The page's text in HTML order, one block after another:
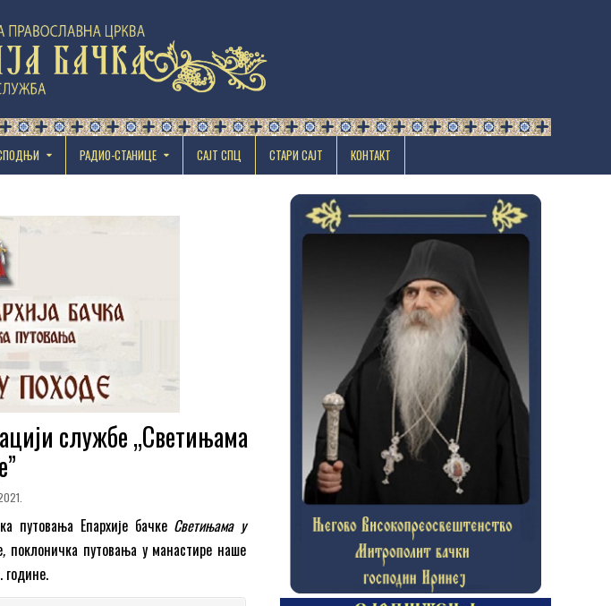
РАДИО-СТАНИЦЕ САЈТ СПЦ СТАРИ САЈТ КОНТАКТ
службе „Светињама
путовања Епархије бачке Светињама у
, поклоничка путовања у манастире наше
године.